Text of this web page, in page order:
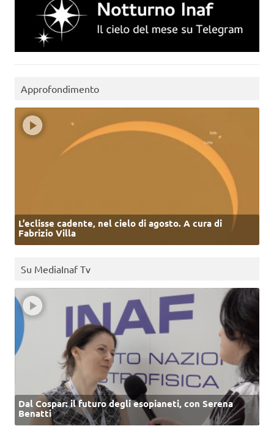
Approfondimento
L’eclisse cadente, nel cielo di agosto. A cura di
Fabrizio Villa
Su MediaInaf Tv
Dal Cospar: il futuro degli esopianeti, con Serena
Benatti